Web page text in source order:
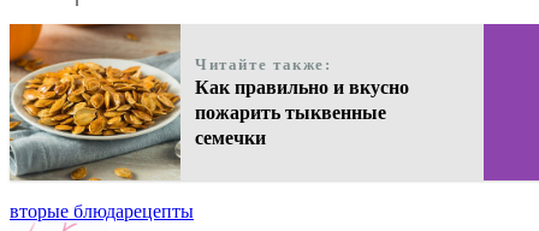
Читайте также:
Как правильно и вкусно
пожарить тыквенные
семечки
вторые блюдарецепты